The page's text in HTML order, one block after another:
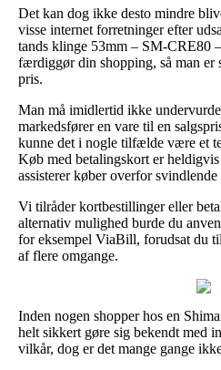
Det kan dog ikke desto mindre
visse internet forretninger efter
tands klinge 53mm – SM-CRE80
færdiggør din shopping, så man er
pris.
Man må imidlertid ikke
markedsfører en vare til en
kunne det i nogle tilfælde være et
Køb med betalingskort er
assisterer køber overfor svindlende
Vi tilråder kortbestillinger eller
alternativ mulighed burde du
for eksempel ViaBill, forudsat du
af flere omgange.
Inden nogen shopper hos en
helt sikkert gøre sig bekendt med
vilkår, dog er det mange gange